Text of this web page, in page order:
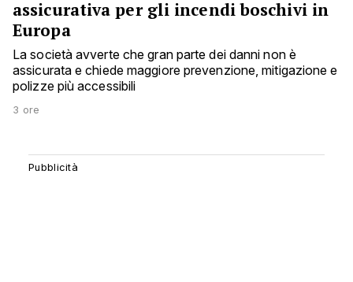
assicurativa per gli incendi boschivi in
Europa
La società avverte che gran parte dei danni non è
assicurata e chiede maggiore prevenzione, mitigazione e
polizze più accessibili
3 ore